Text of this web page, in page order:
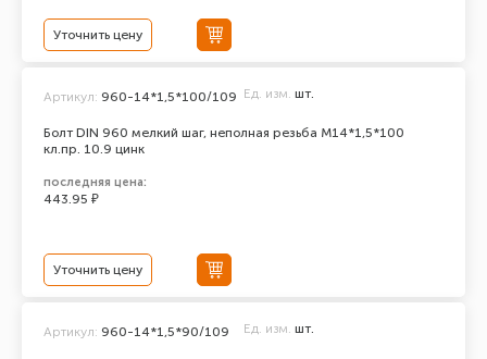
Уточнить цену
Болт DIN 960 мелкий шаг, неполная резьба M14*1,5*100
кл.пр. 10.9 цинк
Артикул: 960-14*1,5*100/109 Ед. изм. шт.
последняя цена:
443.95 ₽
Уточнить цену
Артикул: 960-14*1,5*90/109 Ед. изм. шт.